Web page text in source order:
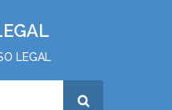
LEGAL